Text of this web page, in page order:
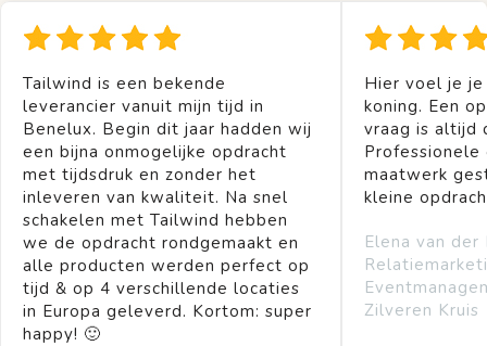
Tailwind is een bekende
leverancier vanuit mijn tijd in
Benelux. Begin dit jaar hadden wij
een bijna onmogelijke opdracht
met tijdsdruk en zonder het
inleveren van kwaliteit. Na snel
schakelen met Tailwind hebben
we de opdracht rondgemaakt en
alle producten werden perfect op
tijd & op 4 verschillende locaties
in Europa geleverd. Kortom: super
happy! 🙂
Hier voel je
koning. Een
vraag is altijd
Professionele
maatwerk
kleine
Elena van der
Zilveren Kruis